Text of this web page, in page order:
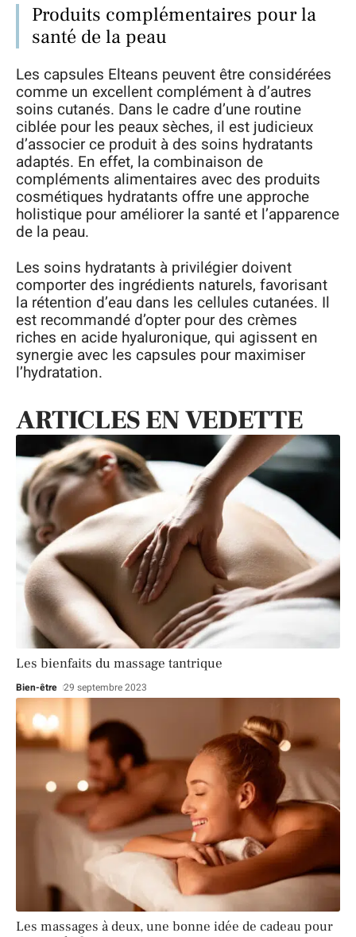
Produits complémentaires pour la
santé de la peau
Les capsules Elteans peuvent être considérées
comme un excellent complément à d’autres
soins cutanés. Dans le cadre d’une routine
ciblée pour les peaux sèches, il est judicieux
d’associer ce produit à des soins hydratants
adaptés. En effet, la combinaison de
compléments alimentaires avec des produits
cosmétiques hydratants offre une approche
holistique pour améliorer la santé et l’apparence
de la peau.
Les soins hydratants à privilégier doivent
comporter des ingrédients naturels, favorisant
la rétention d’eau dans les cellules cutanées. Il
est recommandé d’opter pour des crèmes
riches en acide hyaluronique, qui agissent en
synergie avec les capsules pour maximiser
l’hydratation.
ARTICLES EN VEDETTE
Les bienfaits du massage tantrique
Bien-être 29 septembre 2023
Les massages à deux, une bonne idée de cadeau pour